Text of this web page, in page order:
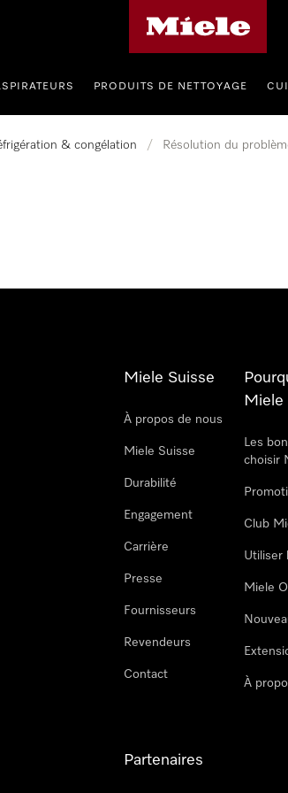
PRODUITS DE NETTOYAGE
& congélation / Résolution du
Miele Suisse
À propos de nous
Miele Suisse
Durabilité
Engagement
Carrière
Presse
Fournisseurs
Revendeurs
Contact
Miele
Les
choisir
Club
Utiliser
Miele
À
Partenaires